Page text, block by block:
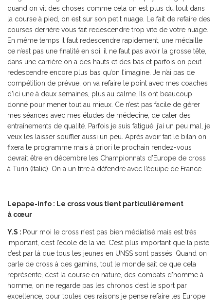
quand on vit des choses comme cela on est plus du tout dans
la course à pied, on est sur son petit nuage. Le fait de refaire des
courses derrière vous fait redescendre trop vite de votre nuage.
En même temps il faut redescendre rapidement, une médaille
ce n’est pas une finalité en soi, il ne faut pas avoir la grosse tête,
dans une carrière on a des hauts et des bas et parfois on peut
redescendre encore plus bas qu’on l’imagine. Je n’ai pas de
compétition de prévue, on va refaire le point avec mes coaches
d’ici une à deux semaines, plus au calme. Ils ont beaucoup
donné pour mener tout au mieux. Ce n’est pas facile de gérer
mes séances avec mes études de médecine, de caler des
entraînements de qualité. Parfois je suis fatigué, j’ai un peu mal, je
veux les laisser souffler aussi un peu. Après avoir fait le bilan on
fixera le programme mais à priori le prochain rendez-vous
devrait être en décembre les Championnats d’Europe de cross
à Turin (Italie). On a un titre à défendre avec l’équipe de France.
Lepape-info : Le cross vous tient particulièrement
à cœur
Y.S : Pour moi le cross n’est pas bien médiatisé mais est très
important, c’est l’école de la vie. C’est plus important que la piste,
c’est par là que tous les jeunes en UNSS sont passés. Quand on
parle de cross à des gamins, tout le monde sait ce que cela
représente, c’est la course en nature, des combats d’homme à
homme, on ne regarde pas les chronos c’est le sport par
excellence, pour toutes ces raisons je pense refaire les Europe